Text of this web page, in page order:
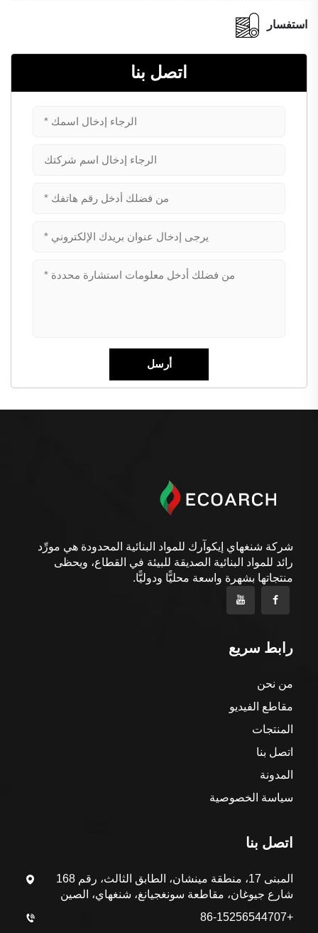
استفسار
اتصل بنا
شركة شنغهاي إيكوآرك للمواد البنائية المحدودة هي مورِّد
رائد للمواد البنائية الصديقة للبيئة في القطاع، ويحظى
منتجاتها بشهرة واسعة محليًّا ودوليًّا.
رابط سريع
من نحن
مقاطع الفيديو
المنتجات
اتصل بنا
المدونة
سياسة الخصوصية
اتصل بنا
المبنى 17، منطقة مينشان، الطابق الثالث، رقم 168
شارع جيوغان، مقاطعة سونغجيانغ، شنغهاي، الصين
+86-15256544707